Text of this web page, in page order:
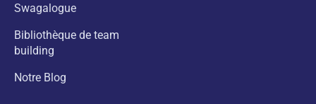
Swagalogue
Bibliothèque de team
building
Notre Blog